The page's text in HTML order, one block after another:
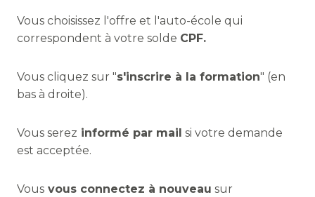
Vous choisissez l'offre et l'auto-école qui
correspondent à votre solde CPF.
Vous cliquez sur "s'inscrire à la formation" (en
bas à droite).
Vous serez informé par mail si votre demande
est acceptée.
Vousvous connectez à nouveau sur